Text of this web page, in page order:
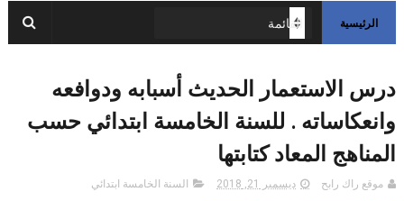
الرئيسية
درس الاستعمار الحديث أسبابه ودوافعه
وانعكاساته . للسنة الخامسة ابتدائي حسب
المناهج المعاد كتابتها
موقع راك رابح ديسمبر 21, 2018 السنة الخامسة ابتدائي